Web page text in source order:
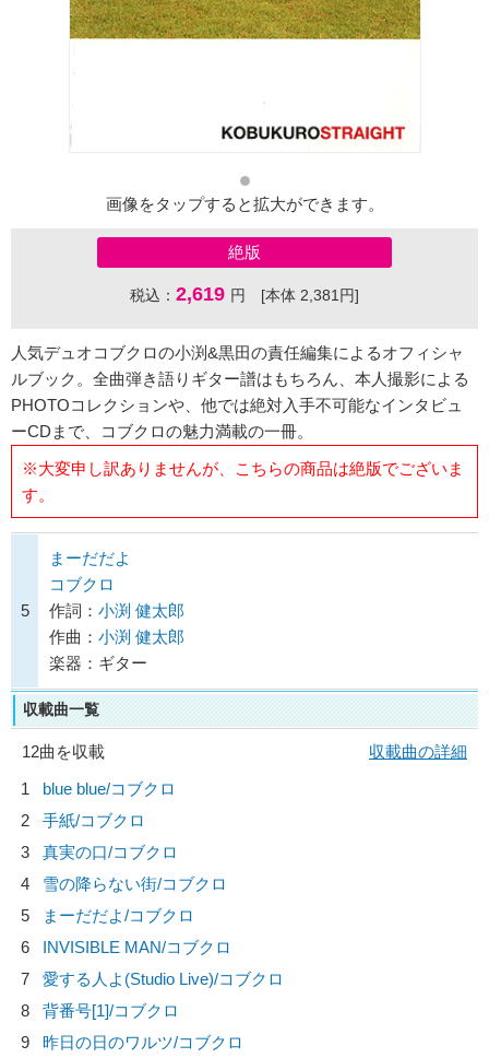
画像をタップすると拡大ができます。
絶版
税込： 2,619 円 [本体 2,381円]
人気デュオコブクロの小渕&黒田の責任編集によるオフィシャ
ルブック。全曲弾き語りギター譜はもちろん、本人撮影による
PHOTOコレクションや、他では絶対入手不可能なインタビュ
ーCDまで、コブクロの魅力満載の一冊。
※大変申し訳ありませんが、こちらの商品は絶版でございま
す。
5
まーだだよ
コブクロ
作詞： 小渕 健太郎
作曲： 小渕 健太郎
楽器：ギター
収載曲一覧
12曲を収載
収載曲の詳細
1
blue blue/コブクロ
2
手紙/コブクロ
3
真実の口/コブクロ
4
雪の降らない街/コブクロ
5
まーだだよ/コブクロ
6
INVISIBLE MAN/コブクロ
7
愛する人よ(Studio Live)/コブクロ
8
背番号[1]/コブクロ
9
昨日の日のワルツ/コブクロ